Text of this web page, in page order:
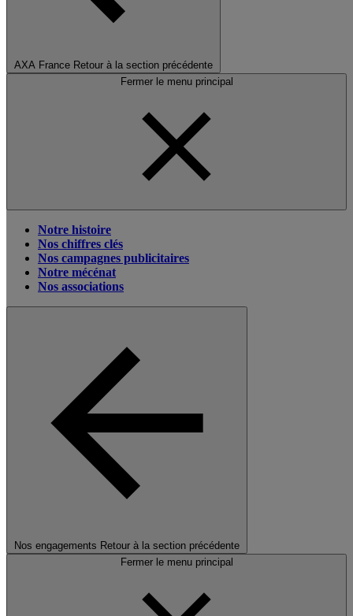
AXA France Retour à la section précédente
Fermer le menu principal
Notre histoire
Nos chiffres clés
Nos campagnes publicitaires
Notre mécénat
Nos associations
Nos engagements Retour à la section précédente
Fermer le menu principal